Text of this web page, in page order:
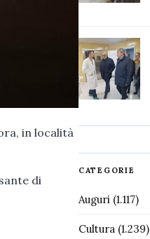
in località
di
CATEGORIE
Auguri(1.117)
Cultura(1.239)